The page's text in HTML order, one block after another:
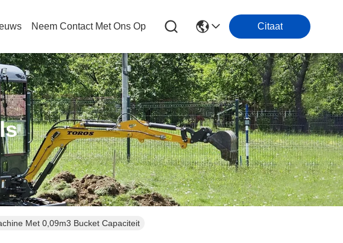
Neem Contact Met Ons Op Citaat
Met 0,09m3 Bucket Capaciteit